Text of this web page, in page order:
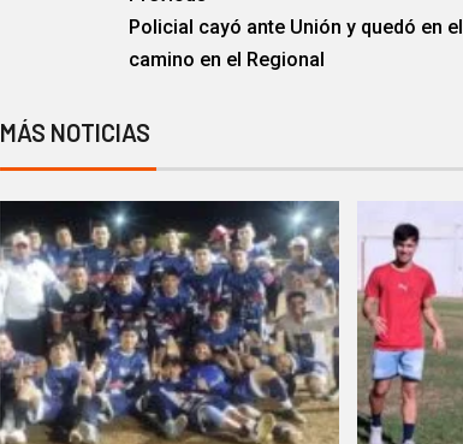
Policial cayó ante Unión y quedó en el
camino en el Regional
MÁS NOTICIAS